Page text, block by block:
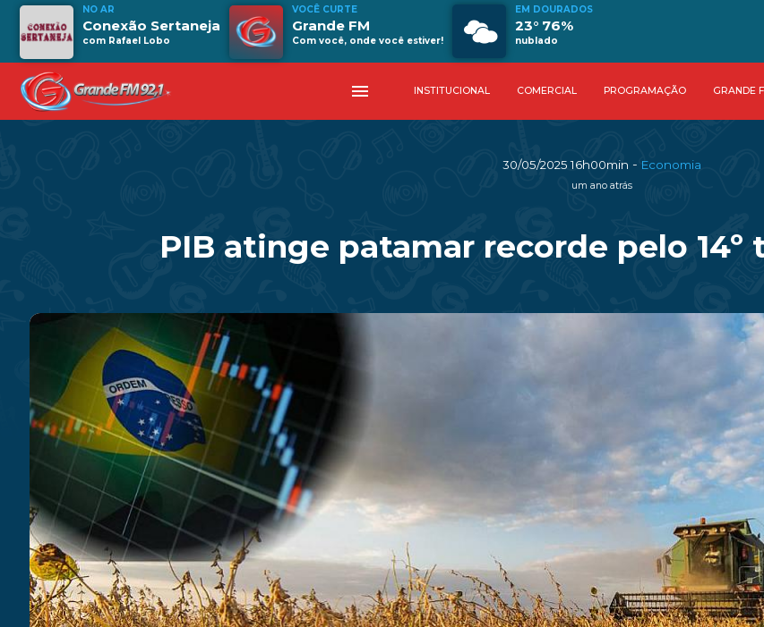
NO AR
Conexão Sertaneja
com Rafael Lobo
VOCÊ CURTE
Grande FM
Com você, onde você estiver!
EM DOURADOS
23° 76%
nublado
menu INSTITUCIONAL COMERCIAL PROGRAMAÇÃO GRANDE
30/05/2025 16h00min - Economia
um ano atrás
PIB atinge patamar recorde pelo